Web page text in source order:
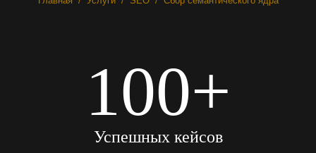
100+
Успешных кейсов